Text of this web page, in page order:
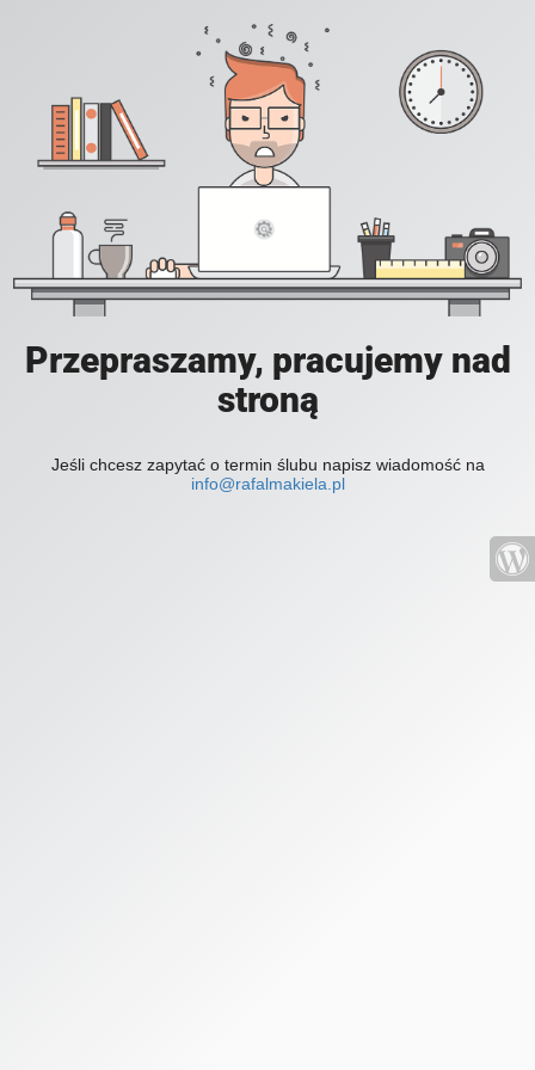
Przepraszamy, pracujemy nad
stroną
Jeśli chcesz zapytać o termin ślubu napisz wiadomość na
info@rafalmakiela.pl